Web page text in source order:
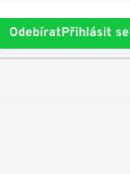
Přihlásit se